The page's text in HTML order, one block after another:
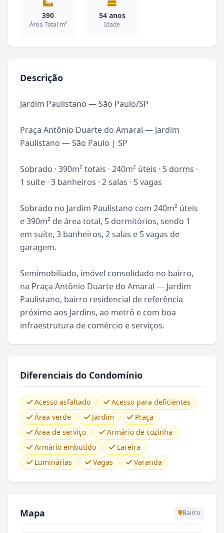
390
Área Total m²
54 anos
Idade
Descrição
Jardim Paulistano — São Paulo/SP
Praça Antônio Duarte do Amaral — Jardim
Paulistano — São Paulo | SP
Sobrado · 390m² totais · 240m² úteis · 5 dorms ·
1 suíte · 3 banheiros · 2 salas · 5 vagas
Sobrado no Jardim Paulistano com 240m² úteis
e 390m² de área total, 5 dormitórios, sendo 1
em suíte, 3 banheiros, 2 salas e 5 vagas de
garagem.
Semimobiliado, imóvel consolidado no bairro,
na Praça Antônio Duarte do Amaral — Jardim
Paulistano, bairro residencial de referência
próximo aos Jardins, ao metrô e com boa
infraestrutura de comércio e serviços.
Diferenciais do Condomínio
Acesso asfaltado
Acesso para deficientes
Área verde
Jardim
Praça
Área de serviço
Armário de cozinha
Armário embutido
Lareira
Luminárias
Vagas Varanda
Mapa Bairro